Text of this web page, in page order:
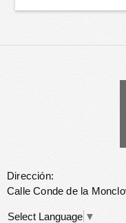
Dirección:
Calle Conde de la
Select Language ▼